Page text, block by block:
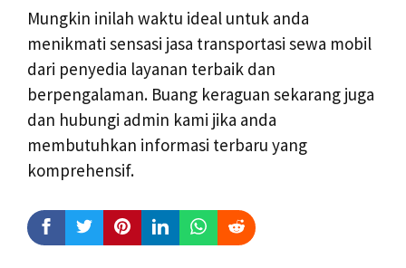
Mungkin inilah waktu ideal untuk anda
menikmati sensasi jasa transportasi sewa mobil
dari penyedia layanan terbaik dan
berpengalaman. Buang keraguan sekarang juga
dan hubungi admin kami jika anda
membutuhkan informasi terbaru yang
komprehensif.